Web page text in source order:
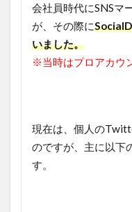
会社員時代にSNSマ
が、その際に
いました。
※当時はプロアカウ
現在は、個人の
のですが、主に以下
す。